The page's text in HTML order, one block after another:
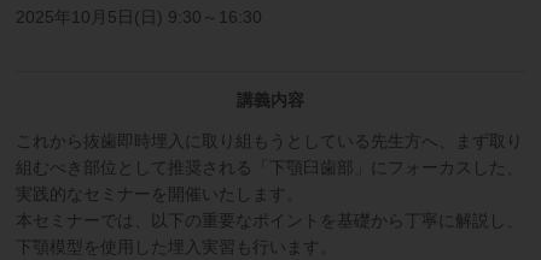
2025年10月5日(日) 9:30～16:30
講義内容
これから抜歯即時埋入に取り組もうとしている先生方へ、まず取り
組むべき部位として推奨される「下顎臼歯部」にフォーカスした、
実践的なセミナーを開催いたします。
本セミナーでは、以下の重要なポイントを基礎から丁寧に解説し、
下顎模型を使用した埋入実習も行います。